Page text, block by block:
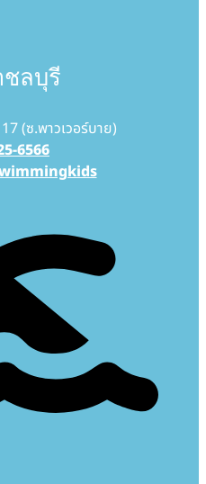
ลบุรี
(ซ.พาวเวอร์บาย)
6566